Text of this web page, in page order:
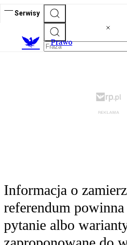
Serwisy
Prawo
Informacja o
referendum
pytanie albo